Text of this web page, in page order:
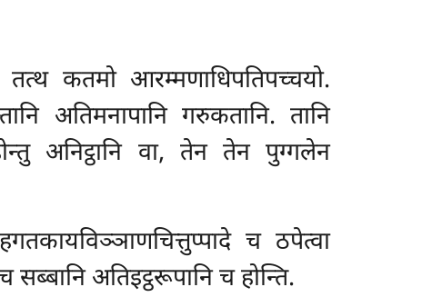
तत्थ कतमो आरम्मणाधिपतिपच्चयो.
अतिमनापानि गरुकतानि. तानि
अनिट्ठानि वा, तेन तेन पुग्गलेन
च ठपेत्वा
अतिइट्ठरूपानि च होन्ति.